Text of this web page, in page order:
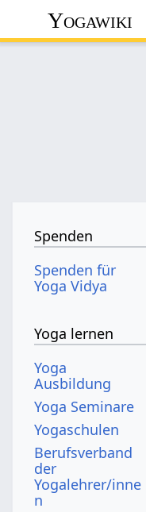
Yogawiki
Spenden
Spenden für
Yoga Vidya
Yoga lernen
Yoga
Ausbildung
Yoga Seminare
Yogaschulen
Berufsverband
der
Yogalehrer/inne
n